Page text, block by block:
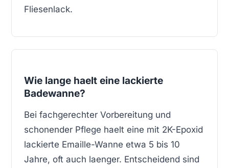
Fliesenlack.
Wie lange haelt eine lackierte
Badewanne?
Bei fachgerechter Vorbereitung und
schonender Pflege haelt eine mit 2K-Epoxid
lackierte Emaille-Wanne etwa 5 bis 10
Jahre, oft auch laenger. Entscheidend sind